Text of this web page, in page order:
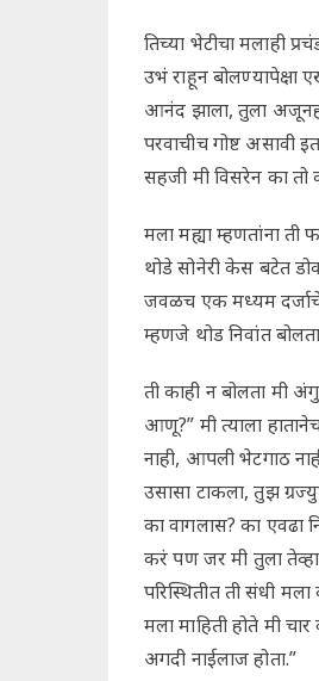
तिच्या भेटीचा मलाही
उभं राहून बोलण्यापेक्षा
आनंद झाला, तुला
परवाचीच गोष्ट
सहजी मी विसरेन का
मला मह्या म्हणतांना
थोडे सोनेरी केस बटेत
जवळच एक मध्यम दर्जाचे
म्हणजे थोड निवांत
ती काही न बोलता मी
आणू?” मी त्याला
नाही, आपली भेटगाठ
उसासा टाकला, तुझ
का वागलास? का एवढा
करं पण जर मी तुला
परिस्थितीत ती संधी
मला माहिती होते मी
अगदी नाईलाज होता.”